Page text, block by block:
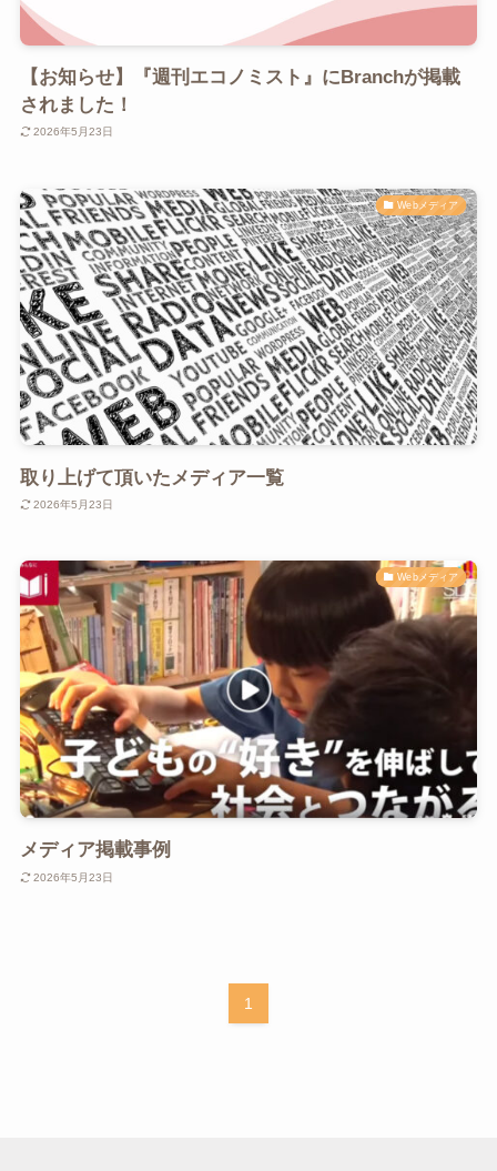
【お知らせ】『週刊エコノミスト』にBranchが掲載
されました！
2026年5月23日
Webメディア
取り上げて頂いたメディア一覧
2026年5月23日
Webメディア
メディア掲載事例
2026年5月23日
1